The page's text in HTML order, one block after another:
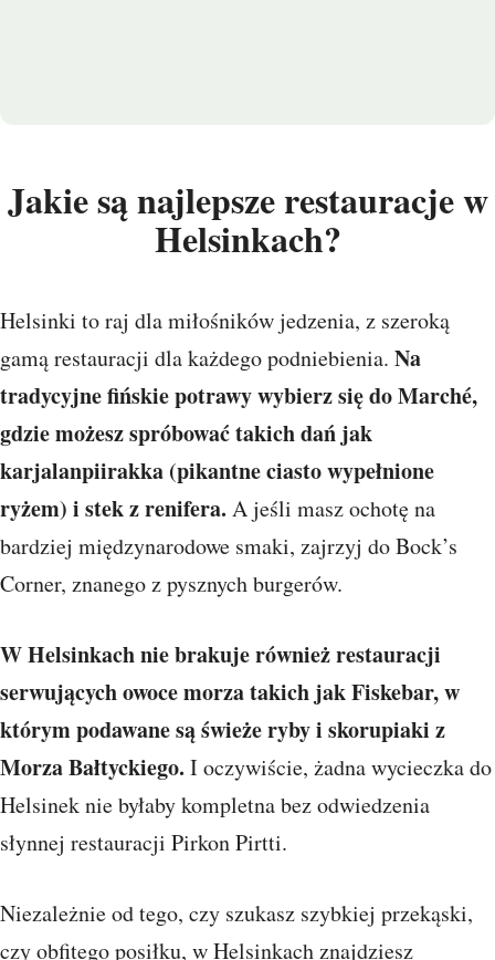
Jakie są najlepsze restauracje w
Helsinkach?
Helsinki to raj dla miłośników jedzenia, z szeroką
gamą restauracji dla każdego podniebienia. Na
tradycyjne fińskie potrawy wybierz się do Marché,
gdzie możesz spróbować takich dań jak
karjalanpiirakka (pikantne ciasto wypełnione
ryżem) i stek z renifera. A jeśli masz ochotę na
bardziej międzynarodowe smaki, zajrzyj do Bock’s
Corner, znanego z pysznych burgerów.
W Helsinkach nie brakuje również restauracji
serwujących owoce morza takich jak Fiskebar, w
którym podawane są świeże ryby i skorupiaki z
Morza Bałtyckiego. I oczywiście, żadna wycieczka do
Helsinek nie byłaby kompletna bez odwiedzenia
słynnej restauracji Pirkon Pirtti.
Niezależnie od tego, czy szukasz szybkiej przekąski,
czy obfitego posiłku, w Helsinkach znajdziesz